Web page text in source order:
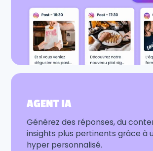
AGENT IA
Générez des réponses, du
insights plus pertinents grâce à
hyper personnalisé.